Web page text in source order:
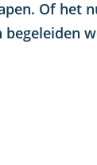
Of het
begeleiden